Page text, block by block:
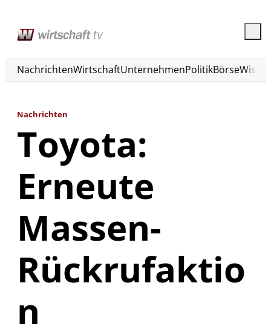
NachrichtenWirtschaftUnternehmenPolitikBörse
Nachrichten
Toyota:
Erneute
Massen-
Rückrufaktio
n